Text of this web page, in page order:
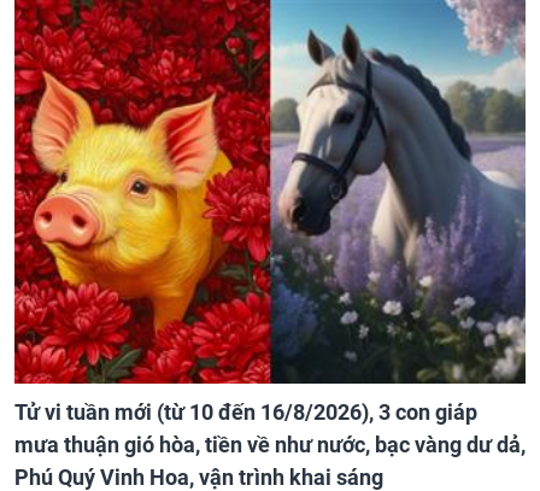
Tử vi tuần mới (từ 10 đến 16/8/2026), 3 con giáp
mưa thuận gió hòa, tiền về như nước, bạc vàng dư dả,
Phú Quý Vinh Hoa, vận trình khai sáng